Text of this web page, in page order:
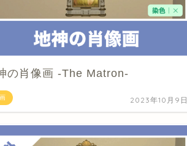
の肖像画 -The Matron-
2023年10月9日